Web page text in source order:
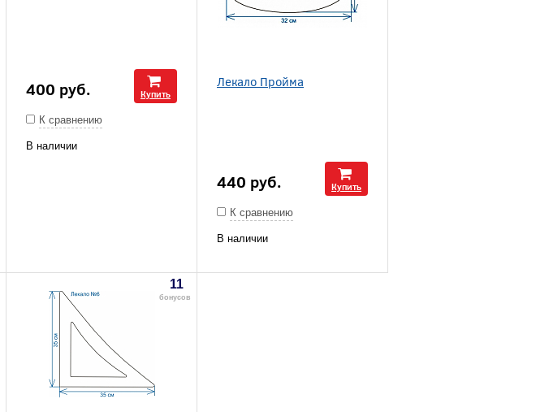
400 руб. Купить
К сравнению
В наличии
Лекало Пройма
440 руб. Купить
К сравнению
В наличии
11
бонусов